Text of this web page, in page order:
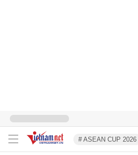
# ASEAN CUP 2026